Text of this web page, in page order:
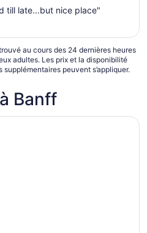
août
till late...but nice place"
au cours des 24 dernières heures
adultes. Les prix et la disponibilité
peuvent s’appliquer.
Banff
fenêtre